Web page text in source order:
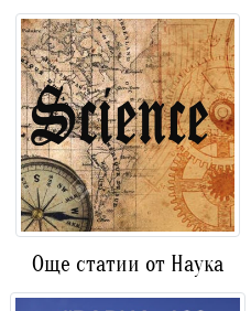
Още статии от Наука